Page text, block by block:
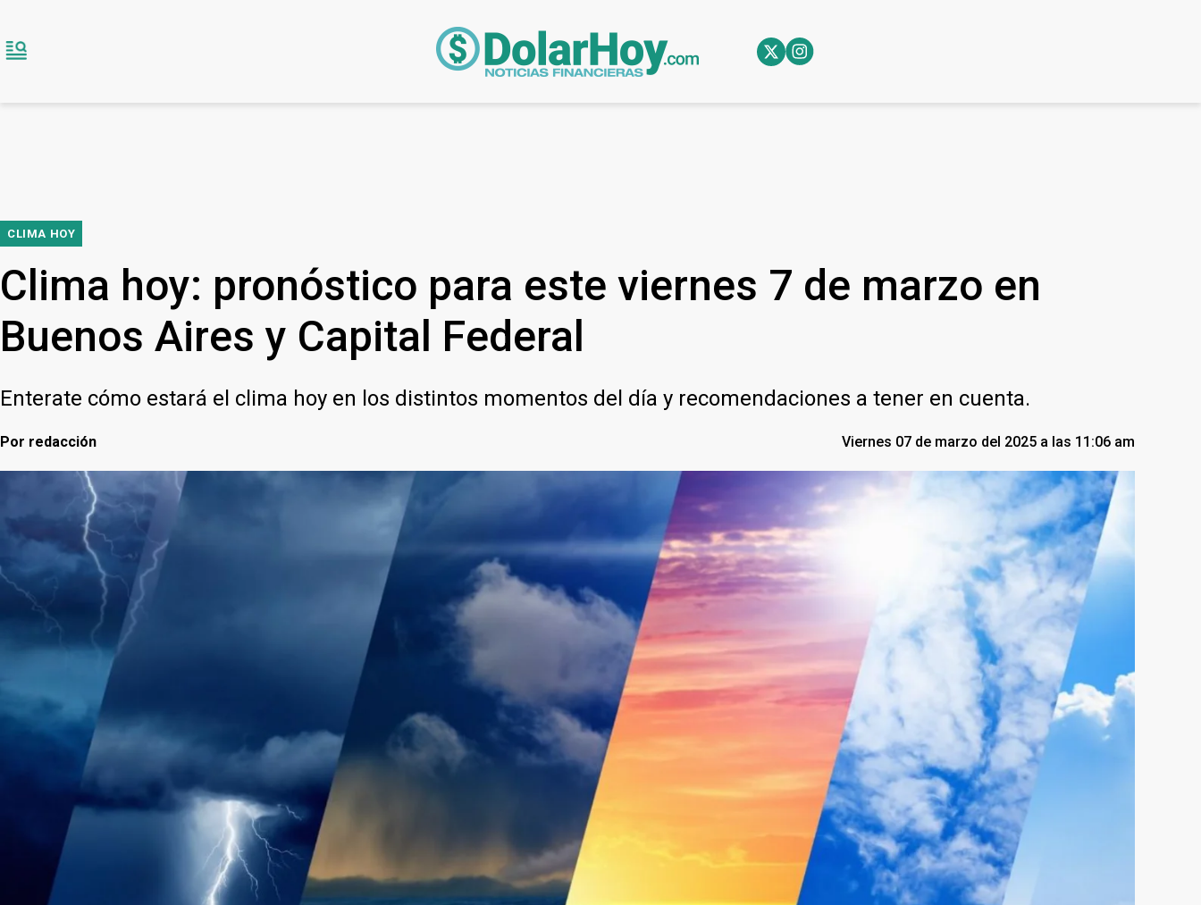
CLIMA HOY
Clima hoy: pronóstico para este viernes 7 de marzo en
Buenos Aires y Capital Federal
Enterate cómo estará el clima hoy en los distintos momentos del día y recomendaciones a tener en cuenta.
Por redacción Viernes 07 de marzo del 2025 a las 11:06 am